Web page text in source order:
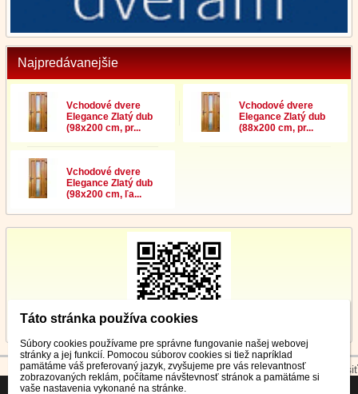
Najpredávanejšie
Vchodové dvere
Elegance Zlatý dub
(98x200 cm, pr...
Vchodové dvere
Elegance Zlatý dub
(88x200 cm, pr...
Vchodové dvere
Elegance Zlatý dub
(98x200 cm, ľa...
© 2026 WEXBO |www.wexbo.com| Prihlásiť
Táto stránka používa cookies
Súbory cookies používame pre správne fungovanie našej webovej
stránky a jej funkcií. Pomocou súborov cookies si tiež napríklad
pamätáme váš preferovaný jazyk, zvyšujeme pre vás relevantnosť
zobrazovaných reklám, počítame návštevnosť stránok a pamätáme si
vaše nastavenia vykonané na stránke.